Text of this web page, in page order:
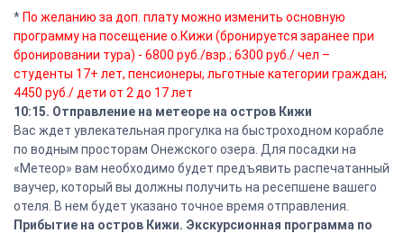
* По желанию за доп. плату можно изменить основную
программу на посещение о.Кижи (бронируется заранее при
бронировании тура) - 6800 руб./взр.; 6300 руб./ чел –
студенты 17+ лет, пенсионеры, льготные категории граждан;
4450 руб./ дети от 2 до 17 лет
10:15. Отправление на метеоре на остров Кижи
Вас ждет увлекательная прогулка на быстроходном корабле
по водным просторам Онежского озера. Для посадки на
«Метеор» вам необходимо будет предъявить распечатанный
ваучер, который вы должны получить на ресепшене вашего
отеля. В нем будет указано точное время отправления.
Прибытие на остров Кижи. Экскурсионная программа по